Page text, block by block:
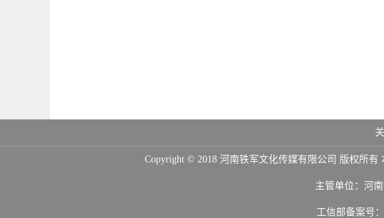
Copyright © 2018 河南铁军文化传媒有限公司 版权所
主管单位：河
工信部备案号：